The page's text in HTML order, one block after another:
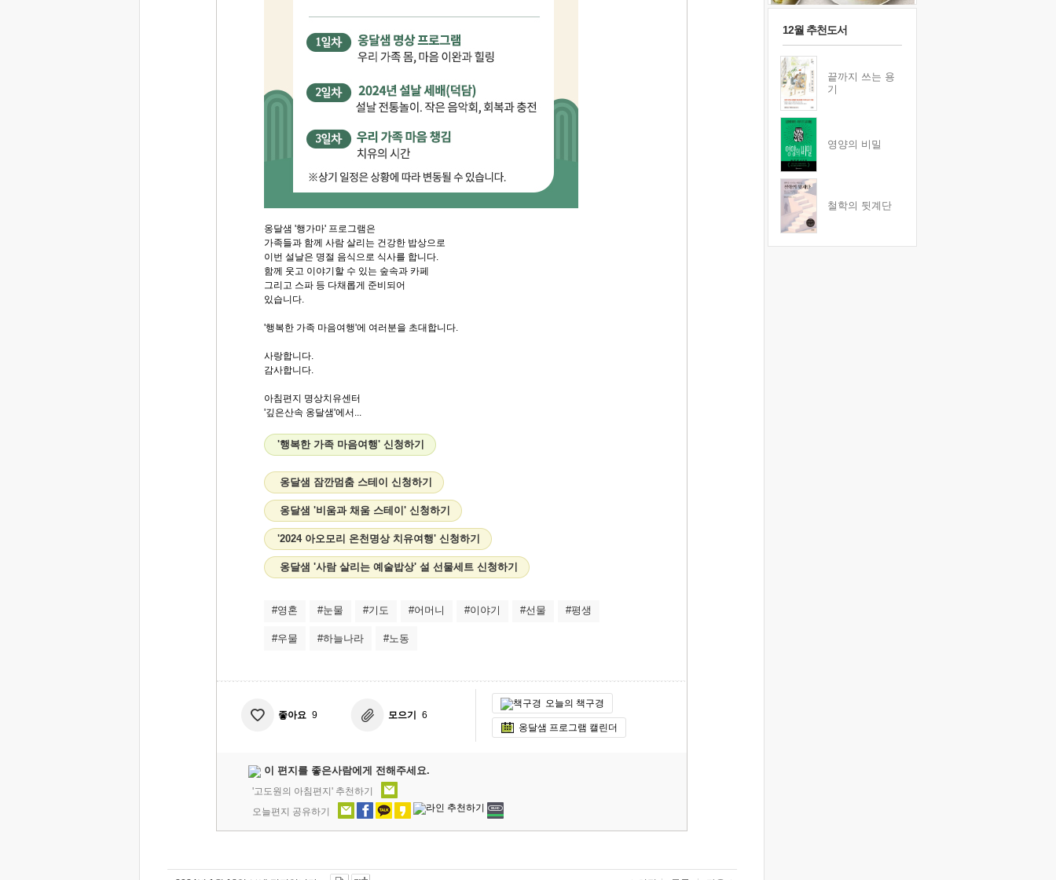
옹달샘 '행가마' 프로그램은
가족들과 함께 사람 살리는 건강한 밥상으로
이번 설날은 명절 음식으로 식사를 합니다.
함께 웃고 이야기할 수 있는 숲속과 카페
그리고 스파 등 다채롭게 준비되어
있습니다.
'행복한 가족 마음여행'에 여러분을 초대합니다.
사랑합니다.
감사합니다.
아침편지 명상치유센터
'깊은산속 옹달샘'에서...
'행복한 가족 마음여행' 신청하기
옹달샘 잠깐멈춤 스테이 신청하기
옹달샘 '비움과 채움 스테이' 신청하기
'2024 아오모리 온천명상 치유여행' 신청하기
옹달샘 '사람 살리는 예술밥상' 설 선물세트 신청하기
#영혼 #눈물 #기도 #어머니 #이야기 #선물 #평생
#우물 #하늘나라 #노동
좋아요 9 모으기 6
오늘의 책구경
옹달샘 프로그램 캘린더
이 편지를 좋은사람에게 전해주세요.
'고도원의 아침편지' 추천하기
오늘편지 공유하기
12월 추천도서
끝까지 쓰는 용
기
영양의 비밀
철학의 뒷계단